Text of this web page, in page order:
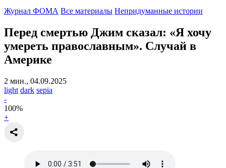
Журнал ФОМА Все материалы Непридуманные истории
Перед смертью Джим сказал: «Я хочу
умереть православным». Случай в
Америке
2 мин., 04.09.2025
light dark sepia
-
100%
+